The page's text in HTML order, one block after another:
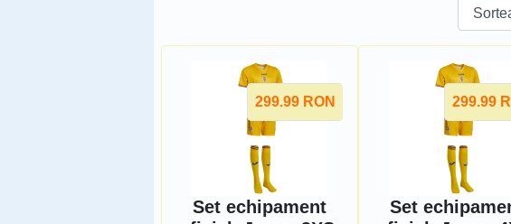
299.99 RON
Set echipament
299.99
Set